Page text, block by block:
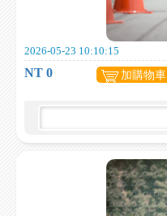
2026-05-23 10:10:15
NT 0 加購物車